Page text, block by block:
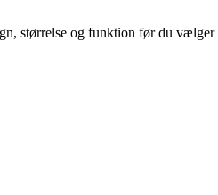
størrelse og funktion før du vælger